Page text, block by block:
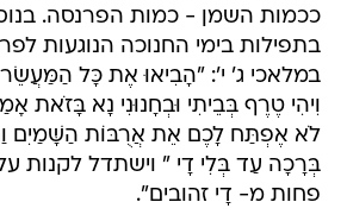
ככמות השמן - כמות הפרנסה.
בתפילות בימי החנוכה הנוגעות
במלאכי ג' י': "הָבִיאוּ אֶת כָּל
וִיהִי טֶרֶף בְּבֵיתִי וּבְחָנוּנִי נָא בָּזֹאת
לֹא אֶפְתַּח לָכֶם אֵת אֲרֻבּוֹת הַשָּׁמַיִם
בְּרָכָה עַד בְּלִי דָי " וישתדל לקנות
פחות מ- דָי זהובים".